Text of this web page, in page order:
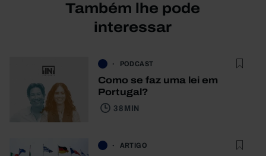
Também lhe pode
interessar
PODCAST
Como se faz uma lei em
Portugal?
38 MIN
ARTIGO